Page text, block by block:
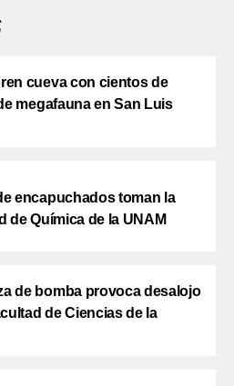
cueva con cientos de
megafauna en San Luis
encapuchados toman la
de Química de la UNAM
de bomba provoca desalojo
de Ciencias de la